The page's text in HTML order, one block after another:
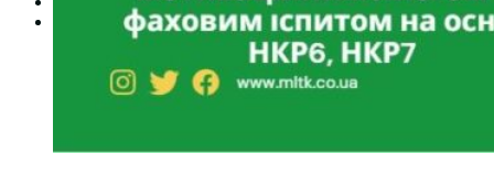
Про формальну, неформальну та інформальну освіту